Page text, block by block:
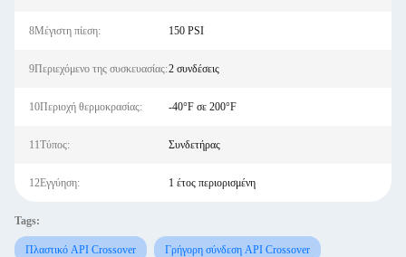
8Μέγιστη πίεση: 150 PSI
9Περιεχόμενο της συσκευασίας:2 συνδέσεις
10Περιοχή θερμοκρασίας: -40°F σε 200°F
11Τύπος: Συνδετήρας
12Εγγύηση: 1 έτος περιορισμένη
Tags:
Πλαστικό API Crossover Γρήγορη σύνδεση API Crossover